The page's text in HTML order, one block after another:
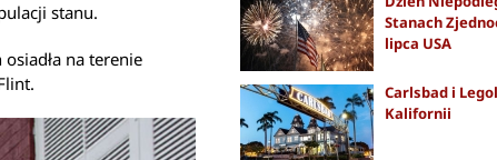
stanu.
na terenie
Stanach
lipca USA
Carlsbad i
Kalifornii